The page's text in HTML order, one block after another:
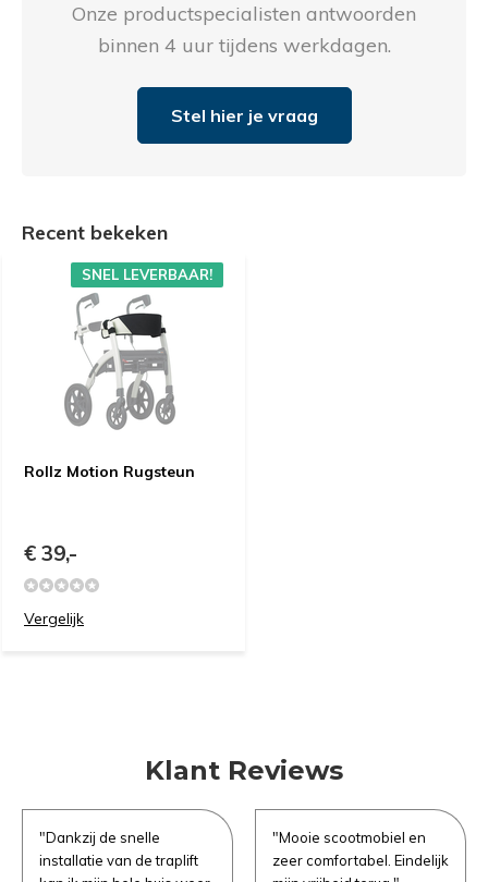
Onze productspecialisten antwoorden
binnen 4 uur tijdens werkdagen.
Stel hier je vraag
Recent bekeken
Rollz Motion Rugsteun
SNEL LEVERBAAR!
€ 39,-
Vergelijk
Klant Reviews
"Dankzij de snelle
installatie van de traplift
"Mooie scootmobiel en
zeer comfortabel. Eindelijk